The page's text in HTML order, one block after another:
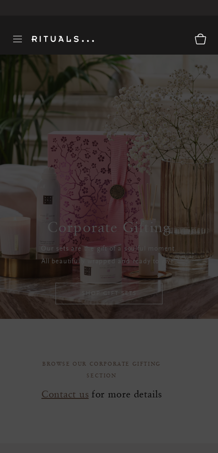
Corporate Gifting
Our sets are the gift of a soulful moment.
All beautifully wrapped and ready to give.
SHOP GIFT SETS
BROWSE OUR CORPORATE GIFTING
SECTION
Contact us for more details